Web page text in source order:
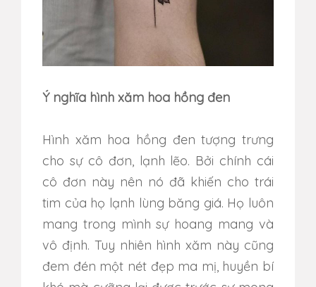
Ý nghĩa hình xăm hoa hồng đen
Hình xăm hoa hồng đen tượng trưng
cho sự cô đơn, lạnh lẽo. Bởi chính cái
cô đơn này nên nó đã khiến cho trái
tim của họ lạnh lùng băng giá. Họ luôn
mang trong mình sự hoang mang và
vô định. Tuy nhiên hình xăm này cũng
đem đén một nét đẹp ma mị, huyền bí